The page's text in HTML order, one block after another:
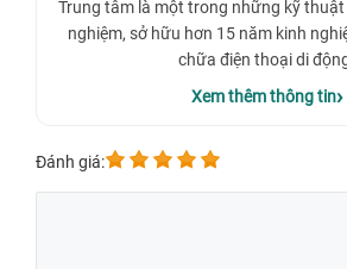
Trung tâm là một trong những kỹ thuật
nghiệm, sở hữu hơn 15 năm kinh
chữa điện thoại di
Xem thêm thông tin
Đánh giá: